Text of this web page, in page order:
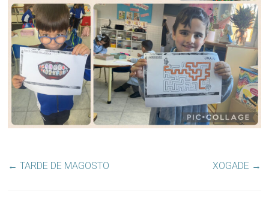
← TARDE DE MAGOSTO XOGADE →